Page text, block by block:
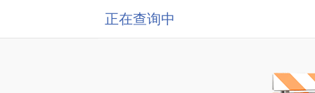
正在查询中